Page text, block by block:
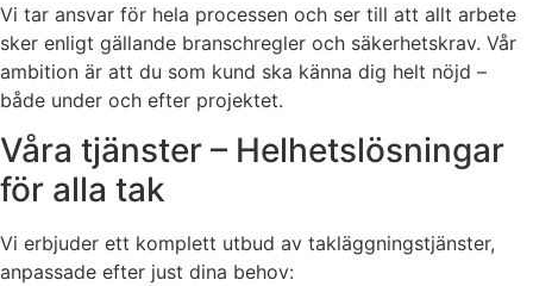
Vi tar ansvar för hela processen och ser till att allt arbete
sker enligt gällande branschregler och säkerhetskrav. Vår
ambition är att du som kund ska känna dig helt nöjd –
både under och efter projektet.
Våra tjänster – Helhetslösningar
för alla tak
Vi erbjuder ett komplett utbud av takläggningstjänster,
anpassade efter just dina behov: